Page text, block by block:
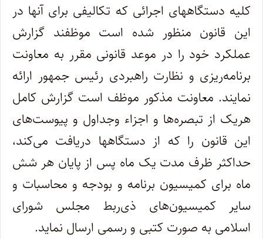
کلیه دستگاههای اجرائی که تکالیفی برای آنها در
این قانون منظور شده است موظفند گزارش
عملکرد خود را در موعد قانونی مقرر به معاونت
برنامه‌ریزی و نظارت راهبردی رئیس جمهور ارائه
نمایند. معاونت مذکور موظف است گزارش کامل
هریک از تبصره‌ها و اجزاء وجداول و پیوست‌های
این قانون را که از دستگاهها دریافت می‌کند،
حداکثر ظرف مدت یک ماه پس از پایان هر شش
ماه برای کمیسیون برنامه و بودجه و محاسبات و
سایر کمیسیون‌های ذی‌ربط مجلس شورای
اسلامی به صورت کتبی و رسمی ارسال نماید.